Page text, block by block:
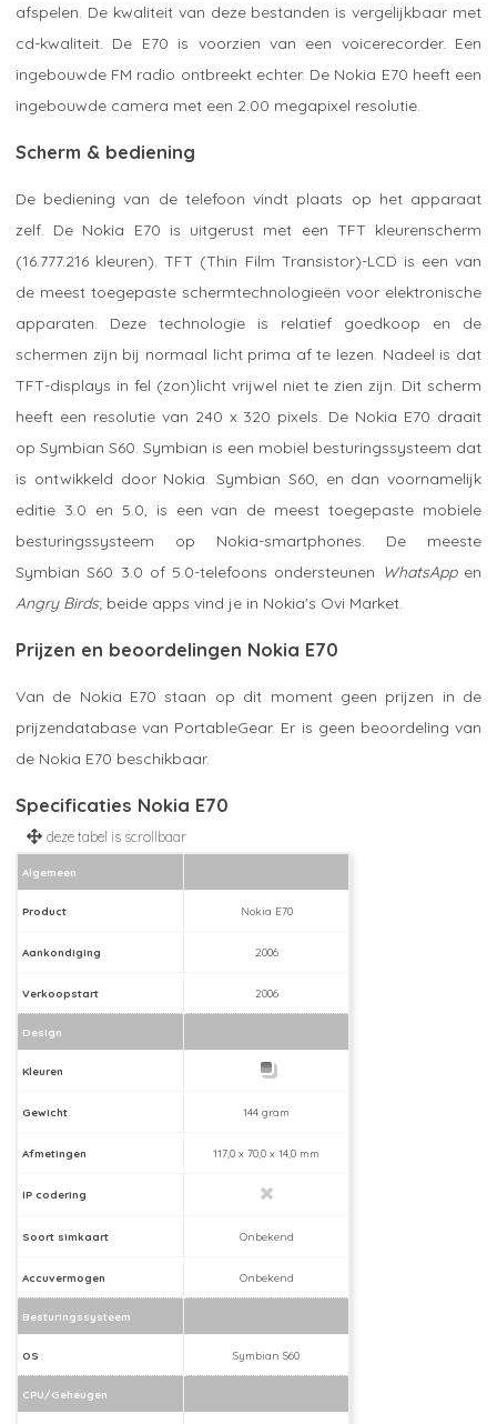
afspelen. De kwaliteit van deze bestanden is vergelijkbaar met
cd-kwaliteit. De E70 is voorzien van een voicerecorder. Een
ingebouwde FM radio ontbreekt echter. De Nokia E70 heeft een
ingebouwde camera met een 2.00 megapixel resolutie.
Scherm & bediening
De bediening van de telefoon vindt plaats op het apparaat
zelf. De Nokia E70 is uitgerust met een TFT kleurenscherm
(16.777.216 kleuren). TFT (Thin Film Transistor)-LCD is een van
de meest toegepaste schermtechnologieën voor elektronische
apparaten. Deze technologie is relatief goedkoop en de
schermen zijn bij normaal licht prima af te lezen. Nadeel is dat
TFT-displays in fel (zon)licht vrijwel niet te zien zijn. Dit scherm
heeft een resolutie van 240 x 320 pixels. De Nokia E70 draait
op Symbian S60. Symbian is een mobiel besturingssysteem dat
is ontwikkeld door Nokia. Symbian S60, en dan voornamelijk
editie 3.0 en 5.0, is een van de meest toegepaste mobiele
besturingssysteem op Nokia-smartphones. De meeste
Symbian S60 3.0 of 5.0-telefoons ondersteunen WhatsAppen
Angry Birds; beide apps vind je in Nokia's Ovi Market.
Prijzen en beoordelingen Nokia E70
Van de Nokia E70 staan op dit moment geen prijzen in de
prijzendatabase van PortableGear. Er is geen beoordeling van
de Nokia E70 beschikbaar.
Specificaties Nokia E70
Algemeen
Product Nokia E70
Aankondiging 2006
Verkoopstart 2006
Design
Kleuren
Gewicht 144 gram
Afmetingen 117,0 x 70,0 x 14,0 mm
IP codering
Soort simkaart Onbekend
Accuvermogen Onbekend
Besturingssysteem
OS Symbian S60
CPU/Geheugen